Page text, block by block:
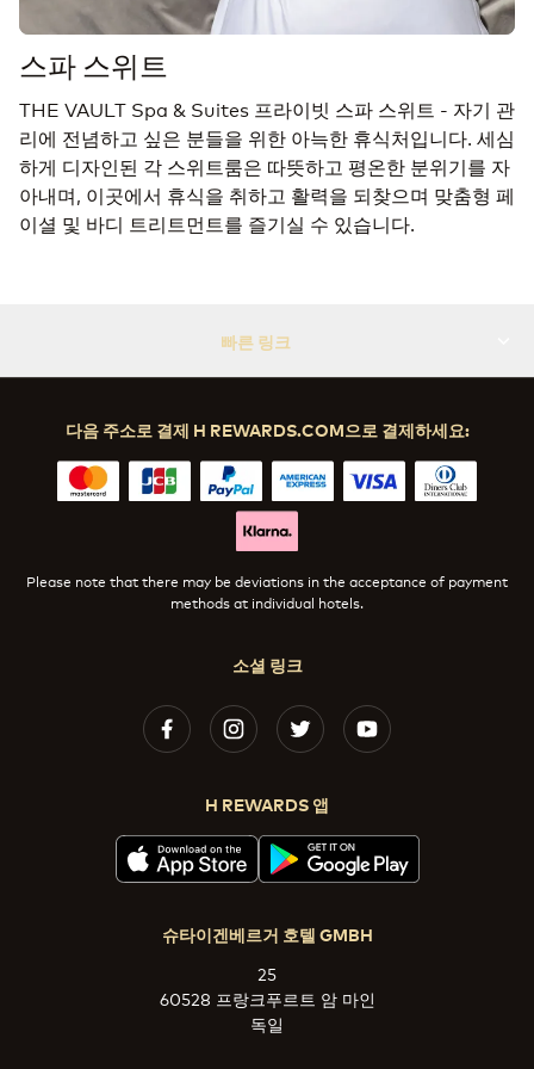
스파 스위트
THE VAULT Spa & Suites 프라이빗 스파 스위트 - 자기 관
리에 전념하고 싶은 분들을 위한 아늑한 휴식처입니다. 세심
하게 디자인된 각 스위트룸은 따뜻하고 평온한 분위기를 자
아내며, 이곳에서 휴식을 취하고 활력을 되찾으며 맞춤형 페
이셜 및 바디 트리트먼트를 즐기실 수 있습니다.
빠른 링크
소셜 링크
H REWARDS 앱
다음 주소로 결제 H REWARDS.COM으로 결제하세요:
Please note that there may be deviations in the acceptance of payment
methods at individual hotels.
슈타이겐베르거 호텔 GMBH
25
60528 프랑크푸르트 암 마인
독일